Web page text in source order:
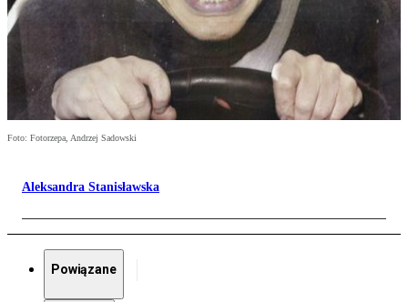
Foto: Fotorzepa, Andrzej Sadowski
Aleksandra Stanisławska
Powiązane